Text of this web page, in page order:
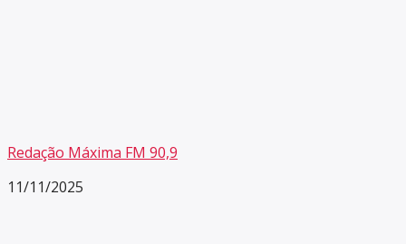
Redação Máxima FM 90,9
11/11/2025